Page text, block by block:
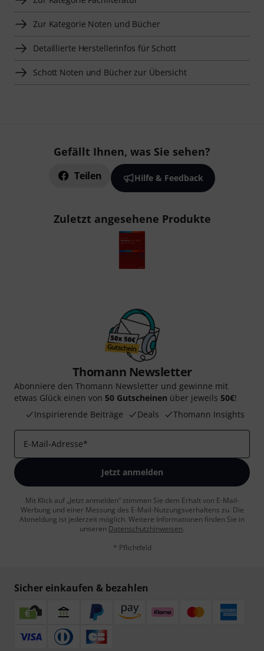
Zur Kategorie Noten und Bücher
Detaillierte Herstellerinfos für Schott
Schott Noten und Bücher zur Übersicht
Gefällt Ihnen, was Sie sehen?
Teilen Hilfe & Feedback
Zuletzt angesehene Produkte
Thomann Newsletter
Abonniere den Thomann Newsletter und gewinne mit
etwas Glück einen von 50 Gutscheinen über jeweils 50€!
Inspirierende Beiträge
Deals Thomann Insights
E-Mail-Adresse*
Jetzt anmelden
Mit Klick auf „Jetzt anmelden“ stimmen Sie dem Erhalt von E-Mail-
Werbung und einer Messung des E-Mail-Nutzungsverhaltens zu. Die
Abmeldung ist jederzeit möglich. Weitere Informationen finden Sie in
unseren Datenschutzhinweisen.
* Pflichtfeld
Sicher einkaufen & bezahlen